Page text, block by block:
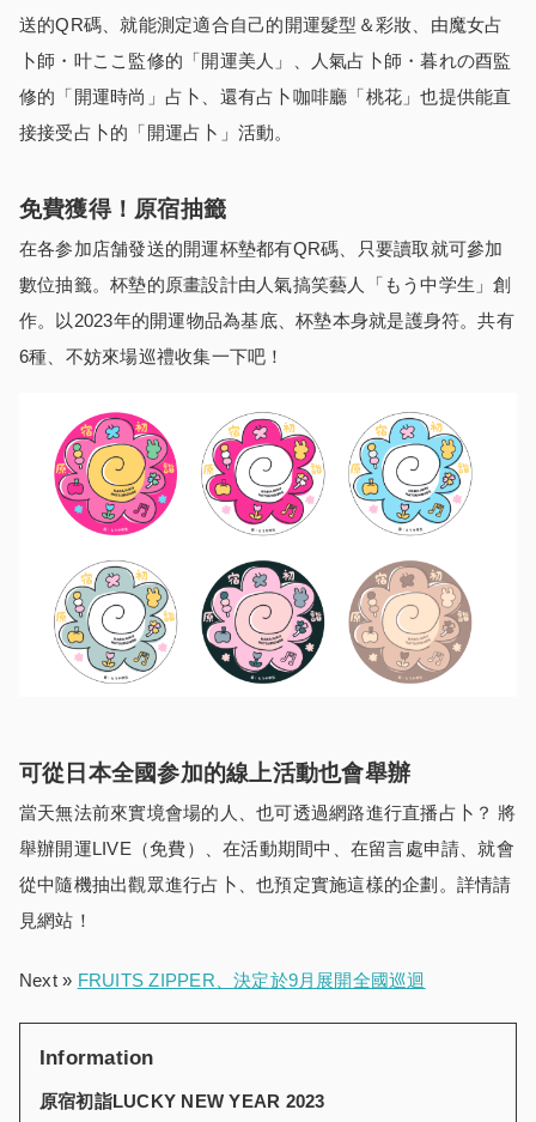
送的QR碼、就能測定適合自己的開運髮型＆彩妝、由魔女占
卜師・叶ここ監修的「開運美人」、人氣占卜師・暮れの酉監
修的「開運時尚」占卜、還有占卜咖啡廳「桃花」也提供能直
接接受占卜的「開運占卜」活動。
免費獲得！原宿抽籤
在各参加店舗發送的開運杯墊都有QR碼、只要讀取就可參加
數位抽籤。杯墊的原畫設計由人氣搞笑藝人「もう中学生」創
作。以2023年的開運物品為基底、杯墊本身就是護身符。共有
6種、不妨來場巡禮收集一下吧！
可從日本全國参加的線上活動也會舉辦
當天無法前來實境會場的人、也可透過網路進行直播占卜？ 將
舉辦開運LIVE（免費）、在活動期間中、在留言處申請、就會
從中隨機抽出觀眾進行占卜、也預定實施這樣的企劃。詳情請
見網站！
Next » FRUITS ZIPPER、決定於9月展開全國巡迴
Information
原宿初詣LUCKY NEW YEAR 2023